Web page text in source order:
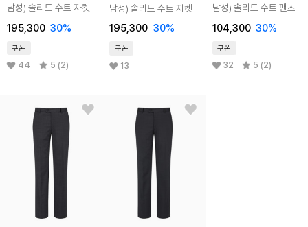
남성) 솔리드 수트 자켓
195,300 30%
쿠폰
44 5 (2)
남성) 솔리드 수트 자켓
195,300 30%
쿠폰
13
남성) 솔리드 수트 팬츠
104,300 30%
쿠폰
32 5 (2)